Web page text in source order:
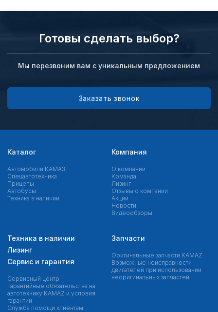
Готовы сделать выбор?
Мы перезвоним вам с уникальным предложением
Заказать звонок
Каталог
Автомобили КАМАЗ
Спецавтотехника
Прицепы
Автобусы
Техника в наличии
Компания
О компании
Команда
Лизинг
Отзывы о компании
Акции
Новости
Видеообзоры
Техника в наличии
Лизинг
Сервис и гарантия
Сервисный центр
Гарантийные обязательства на
автотехнику KAMAZ и условия
гарантии
Служба помощи клиентам
Запчасти
Оригинальные запчасти КAMAZ
Возможные неисправности
двигателей при использовании
неоригинальных запчастей